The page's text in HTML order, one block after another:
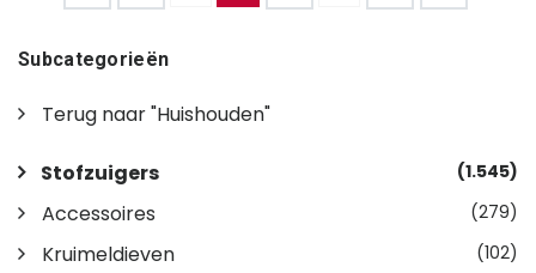
Subcategorieën
Terug naar "Huishouden"
Stofzuigers (1.545)
Accessoires (279)
Kruimeldieven (102)